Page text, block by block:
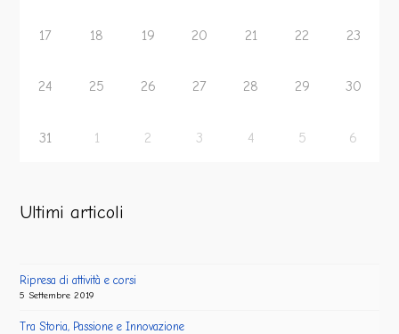
17 18 19 20 21 22 23
24 25 26 27 28 29 30
31 1 2 3 4 5 6
Ultimi articoli
Ripresa di attività e corsi
5 Settembre 2019
Tra Storia, Passione e Innovazione